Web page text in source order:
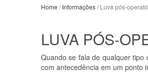
Home /Informações/ Luva pós-
LUVA PÓS-
Quando se fala de qualquer
com antecedência em um ponto